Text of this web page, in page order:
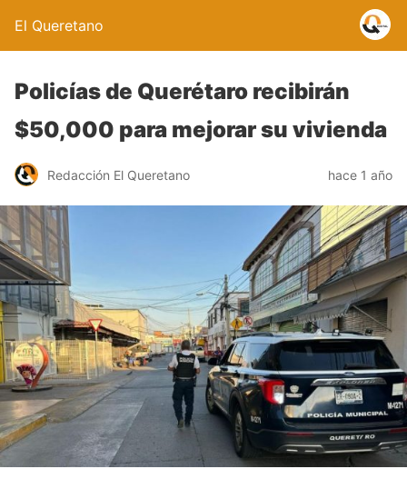
El Queretano
Policías de Querétaro recibirán
$50,000 para mejorar su vivienda
Redacción El Queretano hace 1 año